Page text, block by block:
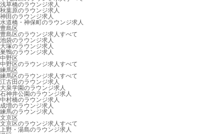
浅草橋のラウンジ求人
秋葉原のラウンジ求人
神田のラウンジ求人
水道橋・神保町のラウンジ求人
豊島区
豊島区のラウンジ求人すべて
池袋のラウンジ求人
大塚のラウンジ求人
巣鴨のラウンジ求人
中野区
中野区のラウンジ求人すべて
練馬区
練馬区のラウンジ求人すべて
江古田のラウンジ求人
大泉学園のラウンジ求人
石神井公園のラウンジ求人
中村橋のラウンジ求人
成増のラウンジ求人
練馬のラウンジ求人
文京区
文京区のラウンジ求人すべて
上野・湯島のラウンジ求人